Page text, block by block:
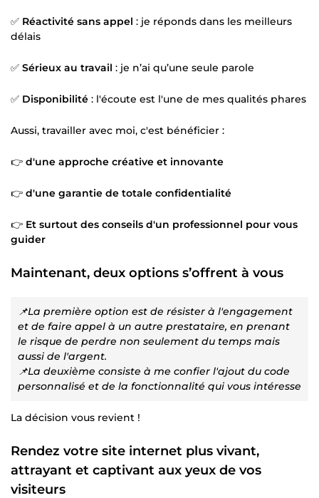
✅ Réactivité sans appel : je réponds dans les meilleurs
délais
✅ Sérieux au travail : je n’ai qu’une seule parole
✅ Disponibilité : l'écoute est l'une de mes qualités phares
Aussi, travailler avec moi, c'est bénéficier :
👉 d'une approche créative et innovante
👉 d'une garantie de totale confidentialité
👉 Et surtout des conseils d'un professionnel pour vous
guider
Maintenant, deux options s’offrent à vous
📌La première option est de résister à l'engagement
et de faire appel à un autre prestataire, en prenant
le risque de perdre non seulement du temps mais
aussi de l'argent.
📌La deuxième consiste à me confier l'ajout du code
personnalisé et de la fonctionnalité qui vous intéresse
La décision vous revient !
Rendez votre site internet plus vivant,
attrayant et captivant aux yeux de vos
visiteurs